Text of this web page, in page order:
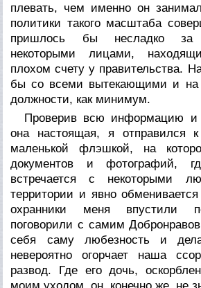
плевать, чем именно он
политики такого масштаба
пришлось бы несладко за
некоторыми лицами,
плохом счету у правительства.
бы со всеми вытекающими и на
должности, как минимум.
Проверив всю информацию и
она настоящая, я
маленькой флэшкой, на
документов и фотографий,
встречается с некоторыми
территории и явно
охранники меня впустили
поговорили с самим
себя саму любезность и
невероятно огорчает наша
развод. Где его дочь,